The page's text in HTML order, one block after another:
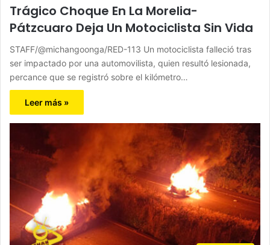
Trágico Choque En La Morelia-
Pátzcuaro Deja Un Motociclista Sin Vida
STAFF/@michangoonga/RED-113 Un motociclista falleció tras
ser impactado por una automovilista, quien resultó lesionada,
percance que se registró sobre el kilómetro…
Leer más »